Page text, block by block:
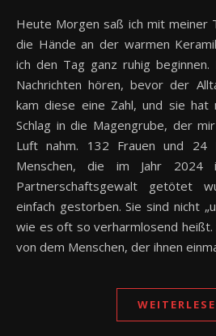
Heute Morgen saß ich mit meiner Tasse Kaffee am Tisch,
die Hände an der warmen
ich den Tag ganz ruhig
Nachrichten hören, bevor der
kam diese eine Zahl, und sie
Schlag in die Magengrube, der
Luft nahm. 132 Frauen und 24
Menschen, die im Jahr 2024
Partnerschaftsgewalt getötet
einfach gestorben. Sie sind nicht
wie es oft so verharmlosend
von dem Menschen, der ihnen